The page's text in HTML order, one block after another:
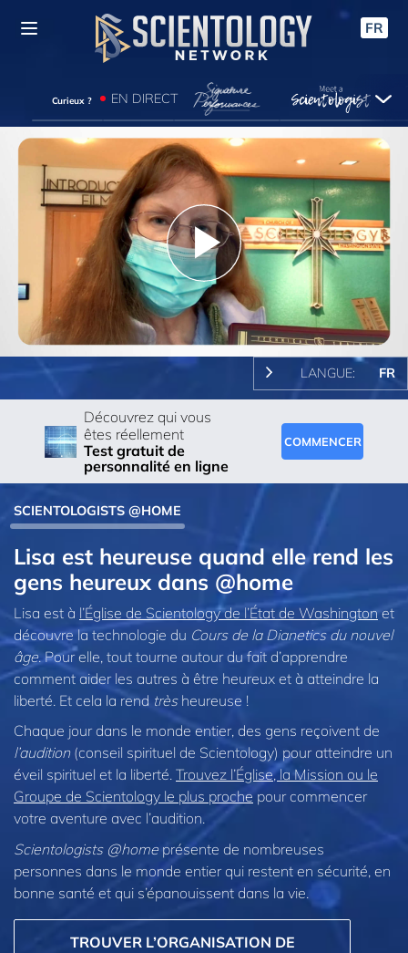
FR
Curieux ? EN DIRECT
Play
Video
LANGUE: FR
Découvrez qui vous
êtes réellement
Test gratuit de
personnalité en ligne
COMMENCER
SCIENTOLOGISTS @HOME
Lisa est heureuse quand elle rend les
gens heureux dans @home
Lisa est à l’Église de Scientology de l’État de Washingtonet
découvre la technologie du Cours de la Dianetics du nouvel
âge. Pour elle, tout tourne autour du fait d’apprendre
comment aider les autres à être heureux et à atteindre la
liberté. Et cela la rend trèsheureuse !
Chaque jour dans le monde entier, des gens reçoivent de
l’audition(conseil spirituel de Scientology) pour atteindre un
éveil spirituel et la liberté. Trouvez l’Église, la Mission ou le
Groupe de Scientology le plus prochepour commencer
votre aventure avec l’audition.
Scientologists @homeprésente de nombreuses
personnes dans le monde entier qui restent en sécurité, en
bonne santé et qui s’épanouissent dans la vie.
TROUVER L’ORGANISATION DE